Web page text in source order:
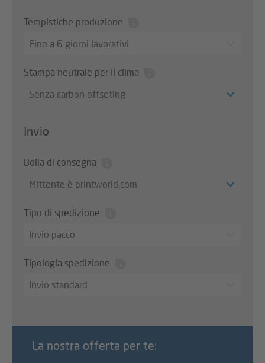
Tempistiche produzione
Fino a 6 giorni lavorativi
Stampa neutrale per il clima
Senza carbon offseting
Invio
Bolla di consegna
Mittente è printworld.com
Tipo di spedizione
Invio pacco
Tipologia spedizione
Invio standard
La nostra offerta per te: